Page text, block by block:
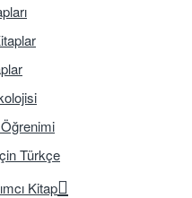
Türkçe
Kitap